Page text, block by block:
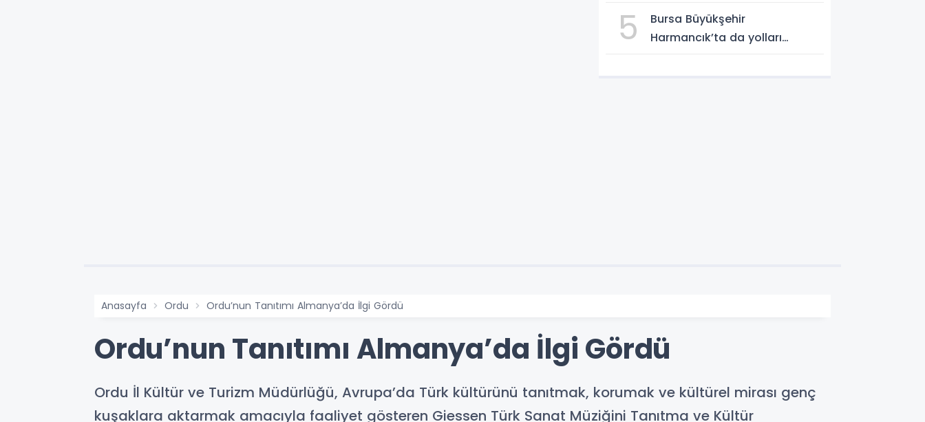
5
Bursa Büyükşehir
Harmancık’ta da yolları
Anasayfa Ordu Ordu’nun Tanıtımı Almanya’da İlgi Gördü
Ordu’nun Tanıtımı Almanya’da İlgi Gördü
Ordu İl Kültür ve Turizm Müdürlüğü, Avrupa’da Türk kültürünü tanıtmak, korumak ve kültürel mirası genç
kuşaklara aktarmak amacıyla faaliyet gösteren Giessen Türk Sanat Müziğini Tanıtma ve Kültür